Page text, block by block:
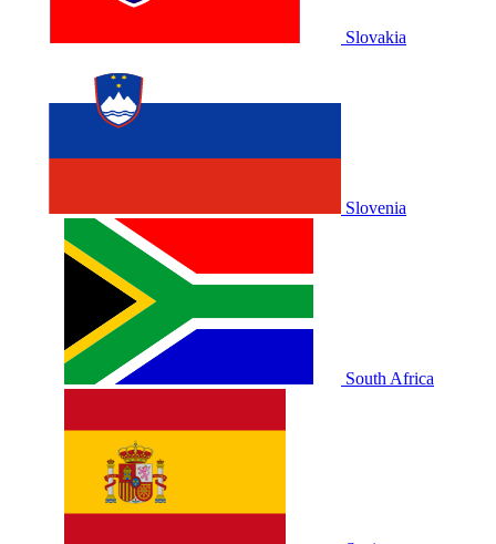
Slovakia
Slovenia
South Africa